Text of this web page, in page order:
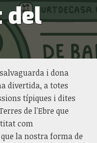
del
i dona
divertida, a totes
típiques i dites
de l'Ebre que
com
que la nostra forma de